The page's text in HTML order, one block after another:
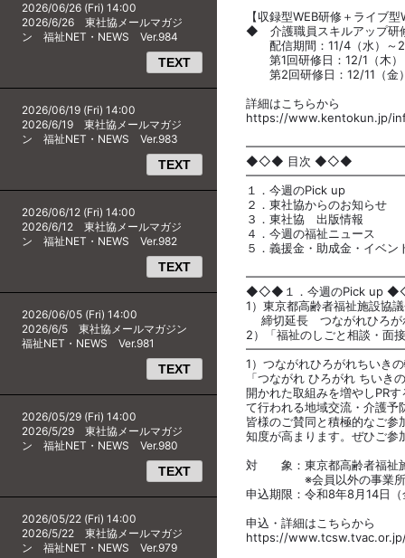
2026/06/26 (Fri) 14:00
2026/6/26 東社協メールマガジ
ン 福祉NET・NEWS Ver.984
TEXT
2026/06/19 (Fri) 14:00
2026/6/19 東社協メールマガジ
ン 福祉NET・NEWS Ver.983
TEXT
2026/06/12 (Fri) 14:00
2026/6/12 東社協メールマガジ
ン 福祉NET・NEWS Ver.982
TEXT
2026/06/05 (Fri) 14:00
2026/6/5 東社協メールマガジン
福祉NET・NEWS Ver.981
TEXT
2026/05/29 (Fri) 14:00
2026/5/29 東社協メールマガジ
ン 福祉NET・NEWS Ver.980
TEXT
2026/05/22 (Fri) 14:00
2026/5/22 東社協メールマガジ
ン 福祉NET・NEWS Ver.979
【収録型WEB研修＋ライブ
◆ 介護職員スキルアップ研
配信期間：11/4（水）～
第1回研修日：12/1（木
第2回研修日：12/11（金
詳細はこちらから
https://www.kentokun.jp/
◆◇◆ 目次 ◆◇◆
１．今週のPick up
２．東社協からのお知らせ
３．東社協 出版情報
４．今週の福祉ニュース
５．義援金・助成金・イベン
◆◇◆１．今週のPick up
1）東京都高齢者福祉施設協
締切延長 つながれひろが
2）「福祉のしごと相談・面
1）つながれひろがれちいき
「つながれ ひろがれ ちいき
開かれた取組みを増やしPR
て行われる地域交流・介護予
皆様のご賛同と積極的なご
知度が高まります。ぜひご参
対 象：東京都高齢者福祉
※会員以外の事業所との
申込期限：令和8年8月14日（
申込・詳細はこちらから
https://